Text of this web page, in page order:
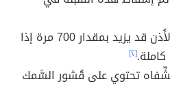
هل تعلم أن عدد البكتيريا في الأُذن قد يزيد بمقدار 700 مرة إذا
[٢]
تحتوي على قُشور السَّمك